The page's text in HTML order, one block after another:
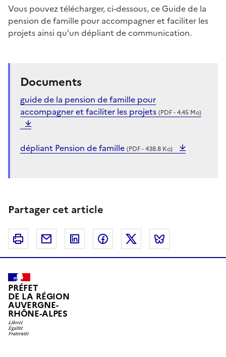
Vous pouvez télécharger, ci-dessous, ce Guide de la
pension de famille pour accompagner et faciliter les
projets ainsi qu'un dépliant de communication.
Documents
guide de la pension de famille pour
accompagner et faciliter les projets (PDF - 4.45 Mo)
dépliant Pension de famille (PDF - 438.8 Ko)
Partager cet article
Imprimer Courriel Linkedin FacebookTwitter
PRÉFET
DE LA RÉGION
AUVERGNE-
RHÔNE-ALPES